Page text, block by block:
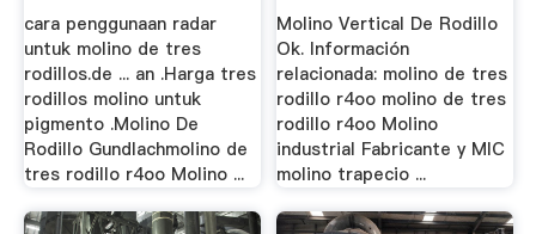
cara penggunaan radar
untuk molino de tres
rodillos.de ... an .Harga tres
rodillos molino untuk
pigmento .Molino De
Rodillo Gundlachmolino de
tres rodillo r4oo Molino ...
Molino Vertical De Rodillo
Ok. Información
relacionada: molino de tres
rodillo r4oo molino de tres
rodillo r4oo Molino
industrial Fabricante y MIC
molino trapecio ...